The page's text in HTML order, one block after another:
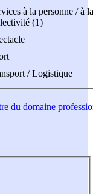
à la personne / à la
(1)
/ Logistique
du domaine